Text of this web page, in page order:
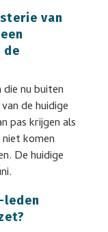
van
de
nu buiten
de huidige
pas krijgen als
komen
De huidige